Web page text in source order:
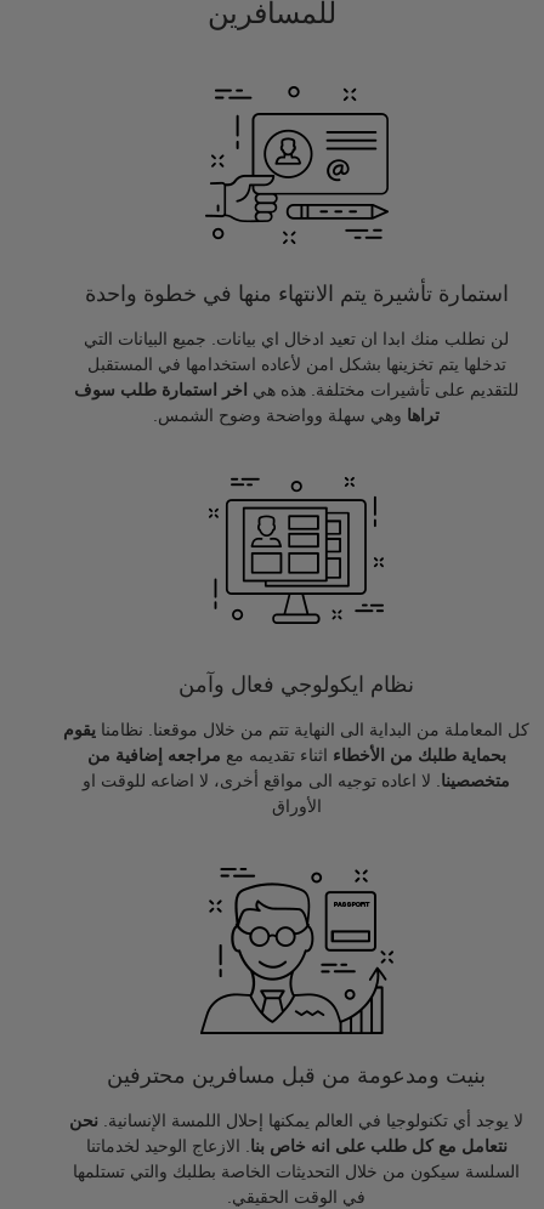
للمسافرين
استمارة تأشيرة يتم الانتهاء منها في خطوة واحدة
لن نطلب منك ابدا ان تعيد ادخال اي بيانات. جميع البيانات التي
تدخلها يتم تخزينها بشكل امن لأعاده استخدامها في المستقبل
للتقديم على تأشيرات مختلفة. هذه هي
اخر استمارة طلب سوف
تراها وهي سهلة وواضحة وضوح الشمس.
نظام ايكولوجي فعال وآمن
كل المعاملة من البداية الى النهاية تتم من خلال موقعنا. نظامنا يقوم
بحماية طلبك من الأخطاء اثناء تقديمه مع مراجعه إضافية من
متخصصينا . لا اعاده توجيه الى مواقع أخرى، لا اضاعه للوقت او
الأوراق
بنيت ومدعومة من قبل مسافرين محترفين
لا يوجد أي تكنولوجيا في العالم يمكنها إحلال اللمسة الإنسانية. نحن
نتعامل مع كل طلب على انه خاص بنا . الازعاج الوحيد لخدماتنا
السلسة سيكون من خلال التحديثات الخاصة بطلبك والتي تستلمها
في الوقت الحقيقي.